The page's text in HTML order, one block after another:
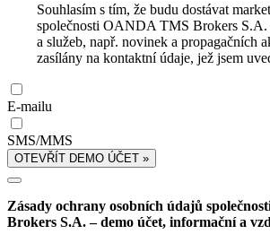
Souhlasím s tím, že budu dostávat
společnosti OANDA TMS Brokers S.A.
a služeb, např. novinek a propagačních
zasílány na kontaktní údaje, jež jsem
E-mailu
SMS/MMS
OTEVŘÍT DEMO ÚČET »
Zásady ochrany osobních údajů
Brokers S.A. – demo účet, informační a